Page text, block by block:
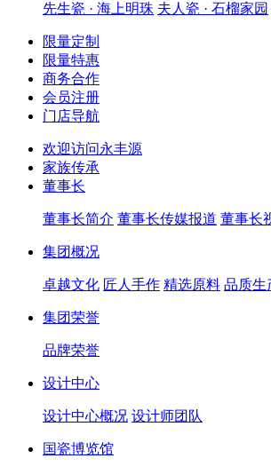
先生瓷 · 海上明珠 夫人瓷 · 石榴家园
限量定制
限量特惠
商务合作
会员注册
门店导航
欢迎访问永丰源
家族传承
董事长
董事长简介 董事长传媒报道 董事长
集团概况
卓越文化 匠人手作 精选原料 品质生
集团荣誉
品牌荣誉
设计中心
设计中心概况 设计师团队
国瓷博览馆